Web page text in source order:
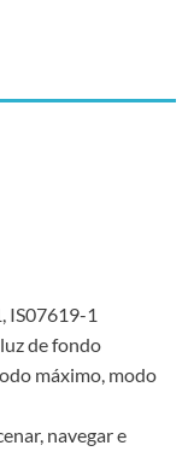
IS07619-1
de fondo
máximo, modo
navegar e